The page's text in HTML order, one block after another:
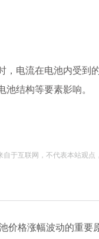
，电流在电池内受到
池结构等要素影响。
自于互联网，不代表本站观
价格涨幅波动的重要